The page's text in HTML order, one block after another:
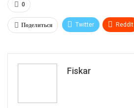
0
Поделиться Twitter ReddIt
Fiskar